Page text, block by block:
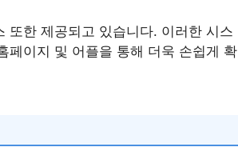
또한 제공되고 있습니다. 이러한 시스
페이지 및 어플을 통해 더욱 손쉽게 확